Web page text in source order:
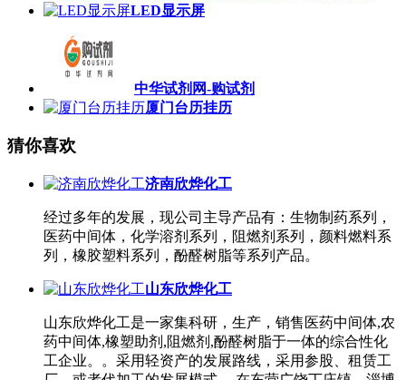
LED显示屏
中华试剂网-购试剂
厦门台历挂历
猜你喜欢
济南欣烨化工
经过多年的发展，现公司主导产品有：生物制药系列，
医药中间体，化学溶剂系列，阻燃剂系列，颜料燃料系
列，橡胶塑料系列，酚醛树脂等系列产品。
山东欣烨化工
山东欣烨化工是一家集科研，生产，销售医药中间体,农
药中间体,橡塑助剂,阻燃剂,酚醛树脂于一体的综合性化
工企业。。采用轻资产的发展路线，采用参股、租赁工